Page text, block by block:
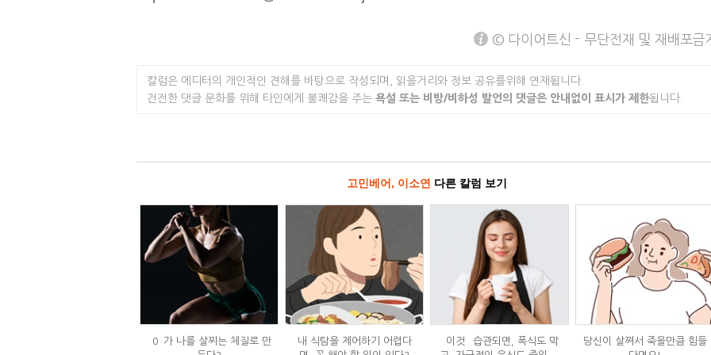
© 다이어트신 - 무단전재 및 재배포금
칼럼은 에디터의 개인적인 견해를 바탕으로 작성되며, 읽을거리와 정보 공유를위해 연재됩니다.
건전한 댓글 문화를 위해 타인에게 불쾌감을 주는 욕설 또는 비방/비하성 발언의 댓글은 안내없이 표시가 제한됩니다.
고민베어, 이소연 다른 칼럼 보기
`0`가 나를 살찌는 체질로 만
내 식탐을 제어하기 어렵다
`이것` 습관되면, 폭식도 막
당신이 살쪄서 죽을만큼 힘들